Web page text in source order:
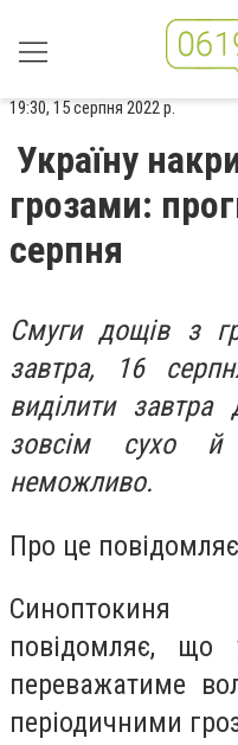
19:30, 15 серпня 2022 р.
Україну
грозами:
серпня
Смуги дощів з
завтра, 16
виділити
зовсім сухо
неможливо.
Про це
Синоптокиня
повідомляє, що
переважатиме
періодичними